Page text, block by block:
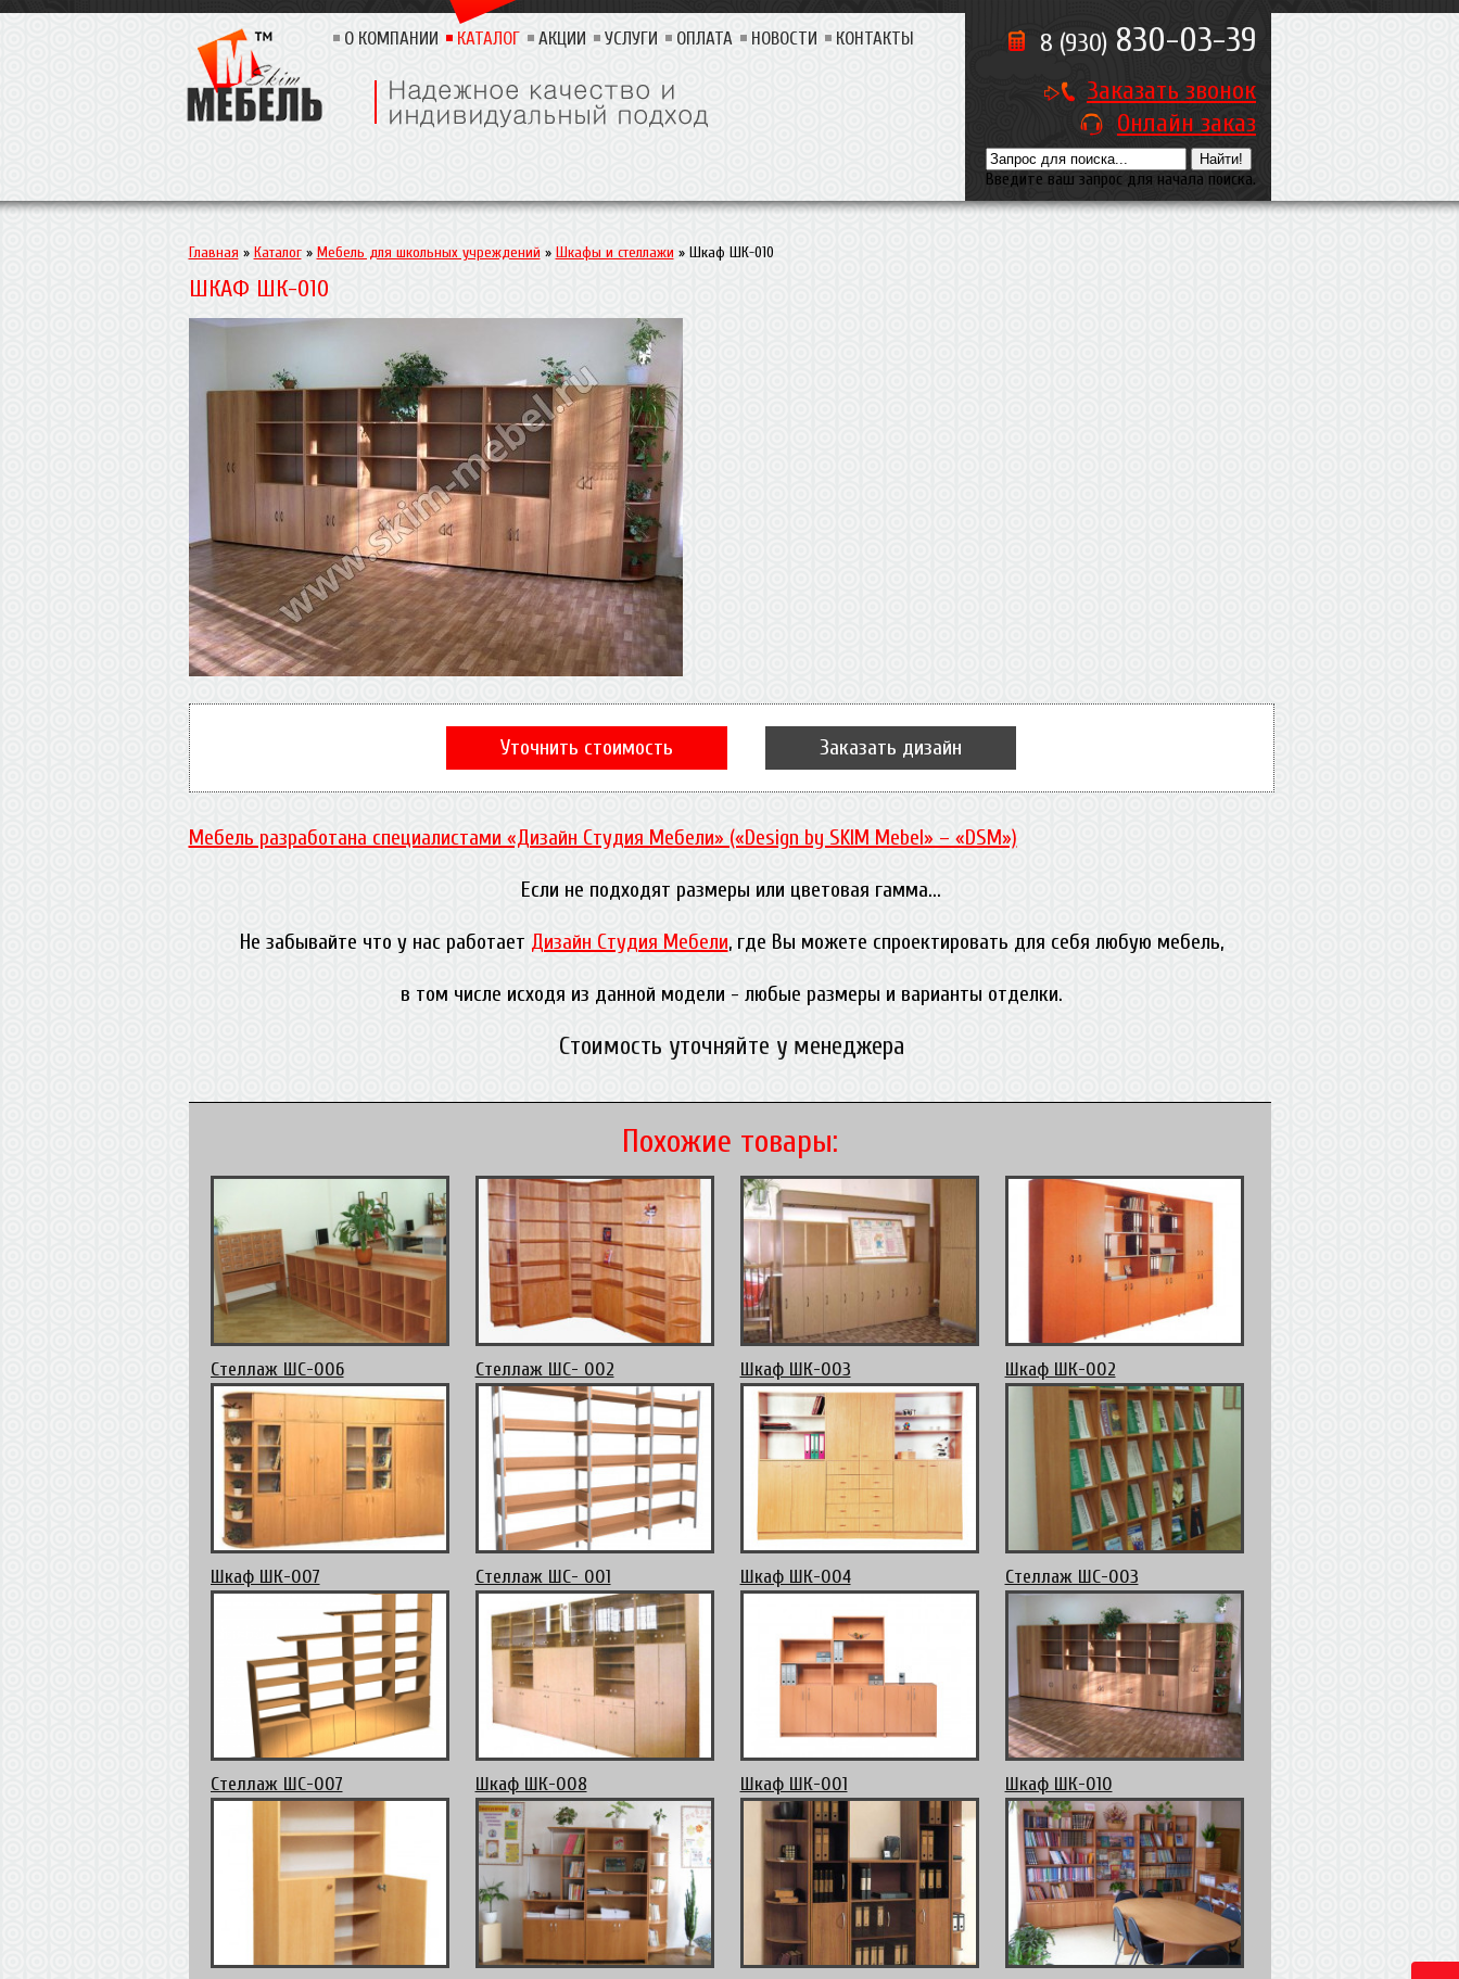
Введите ваш запрос для начала поиска.
О КОМПАНИИ КАТАЛОГ АКЦИИ УСЛУГИ ОПЛАТА НОВОСТИ КОНТАКТЫ 8 (930) 830-03-39
Заказать звонок
Онлайн заказ
Главная » Каталог» Мебель для школьных учреждений » Шкафы и стеллажи » Шкаф ШК-010
ШКАФ ШК-010
Уточнить стоимость Заказать дизайн
Мебель разработана специалистами «Дизайн Студия Мебели» («Design by SKIM Mebel» – «DSM»)
Если не подходят размеры или цветовая гамма...
Не забывайте что у нас работает Дизайн Студия Мебели, где Вы можете спроектировать для себя любую мебель,
в том числе исходя из данной модели - любые размеры и варианты отделки.
Стоимость уточняйте у менеджера
Похожие товары:
Стеллаж ШС-006 Стеллаж ШС- 002 Шкаф ШК-003 Шкаф ШК-002
Шкаф ШК-007 Стеллаж ШС- 001 Шкаф ШК-004 Стеллаж ШС-003
Стеллаж ШС-007 Шкаф ШК-008 Шкаф ШК-001 Шкаф ШК-010